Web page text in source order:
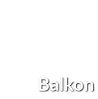
Balkon